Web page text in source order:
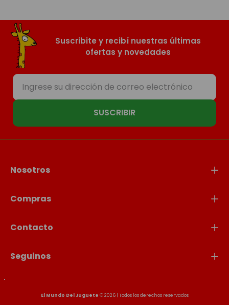
Suscribite y recibí nuestras últimas
ofertas y novedades
SUSCRIBIR
Nosotros
Compras
Contacto
Seguinos
El Mundo Del Juguete © 2026 | Todos los derechos reservados